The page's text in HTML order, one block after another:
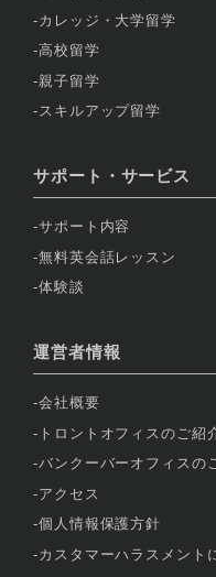
カレッジ・大学留学
高校留学
親子留学
スキルアップ留学
サポート・サービス
サポート内容
無料英会話レッスン
体験談
運営者情報
会社概要
トロントオフィスのご紹
バンクーバーオフィスの
アクセス
個人情報保護方針
カスタマーハラスメント